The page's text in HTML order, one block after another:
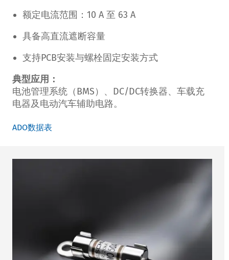
额定电流范围：10 A 至 63 A
具备高直流遮断容量
支持PCB安装与螺栓固定安装方式
典型应用：
电池管理系统（BMS）、DC/DC转换器、车载充
电器及电动汽车辅助电路。
ADO数据表